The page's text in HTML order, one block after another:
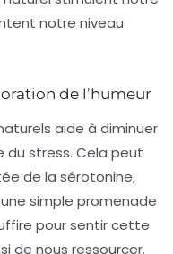
notre niveau
de l’humeur
aide à diminuer
du stress. Cela peut
de la sérotonine,
une simple promenade
pour sentir cette
de nous ressourcer.